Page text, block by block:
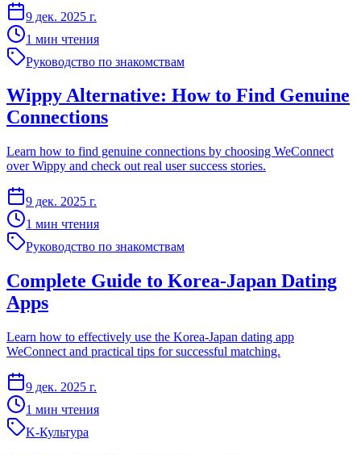
9 дек. 2025 г.
1 мин чтения
Руководство по знакомствам
Wippy Alternative: How to Find Genuine
Connections
Learn how to find genuine connections by choosing WeConnect
over Wippy and check out real user success stories.
9 дек. 2025 г.
1 мин чтения
Руководство по знакомствам
Complete Guide to Korea-Japan Dating
Apps
Learn how to effectively use the Korea-Japan dating app
WeConnect and practical tips for successful matching.
9 дек. 2025 г.
1 мин чтения
K-Культура